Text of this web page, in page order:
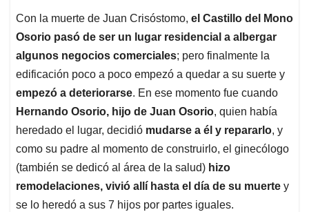
Con la muerte de Juan Crisóstomo, el Castillo del Mono
Osorio pasó de ser un lugar residencial a albergar
algunos negocios comerciales; pero finalmente la
edificación poco a poco empezó a quedar a su suerte y
empezó a deteriorarse. En ese momento fue cuando
Hernando Osorio, hijo de Juan Osorio, quien había
heredado el lugar, decidió mudarse a él y repararlo, y
como su padre al momento de construirlo, el ginecólogo
(también se dedicó al área de la salud) hizo
remodelaciones, vivió allí hasta el día de su muerte y
se lo heredó a sus 7 hijos por partes iguales.